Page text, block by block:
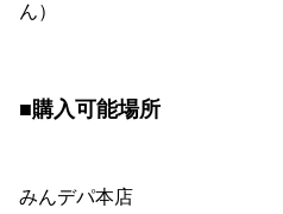
ん）
■購入可能場所
みんデパ本店